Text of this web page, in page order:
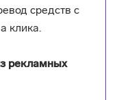
средств с
клика.
рекламных